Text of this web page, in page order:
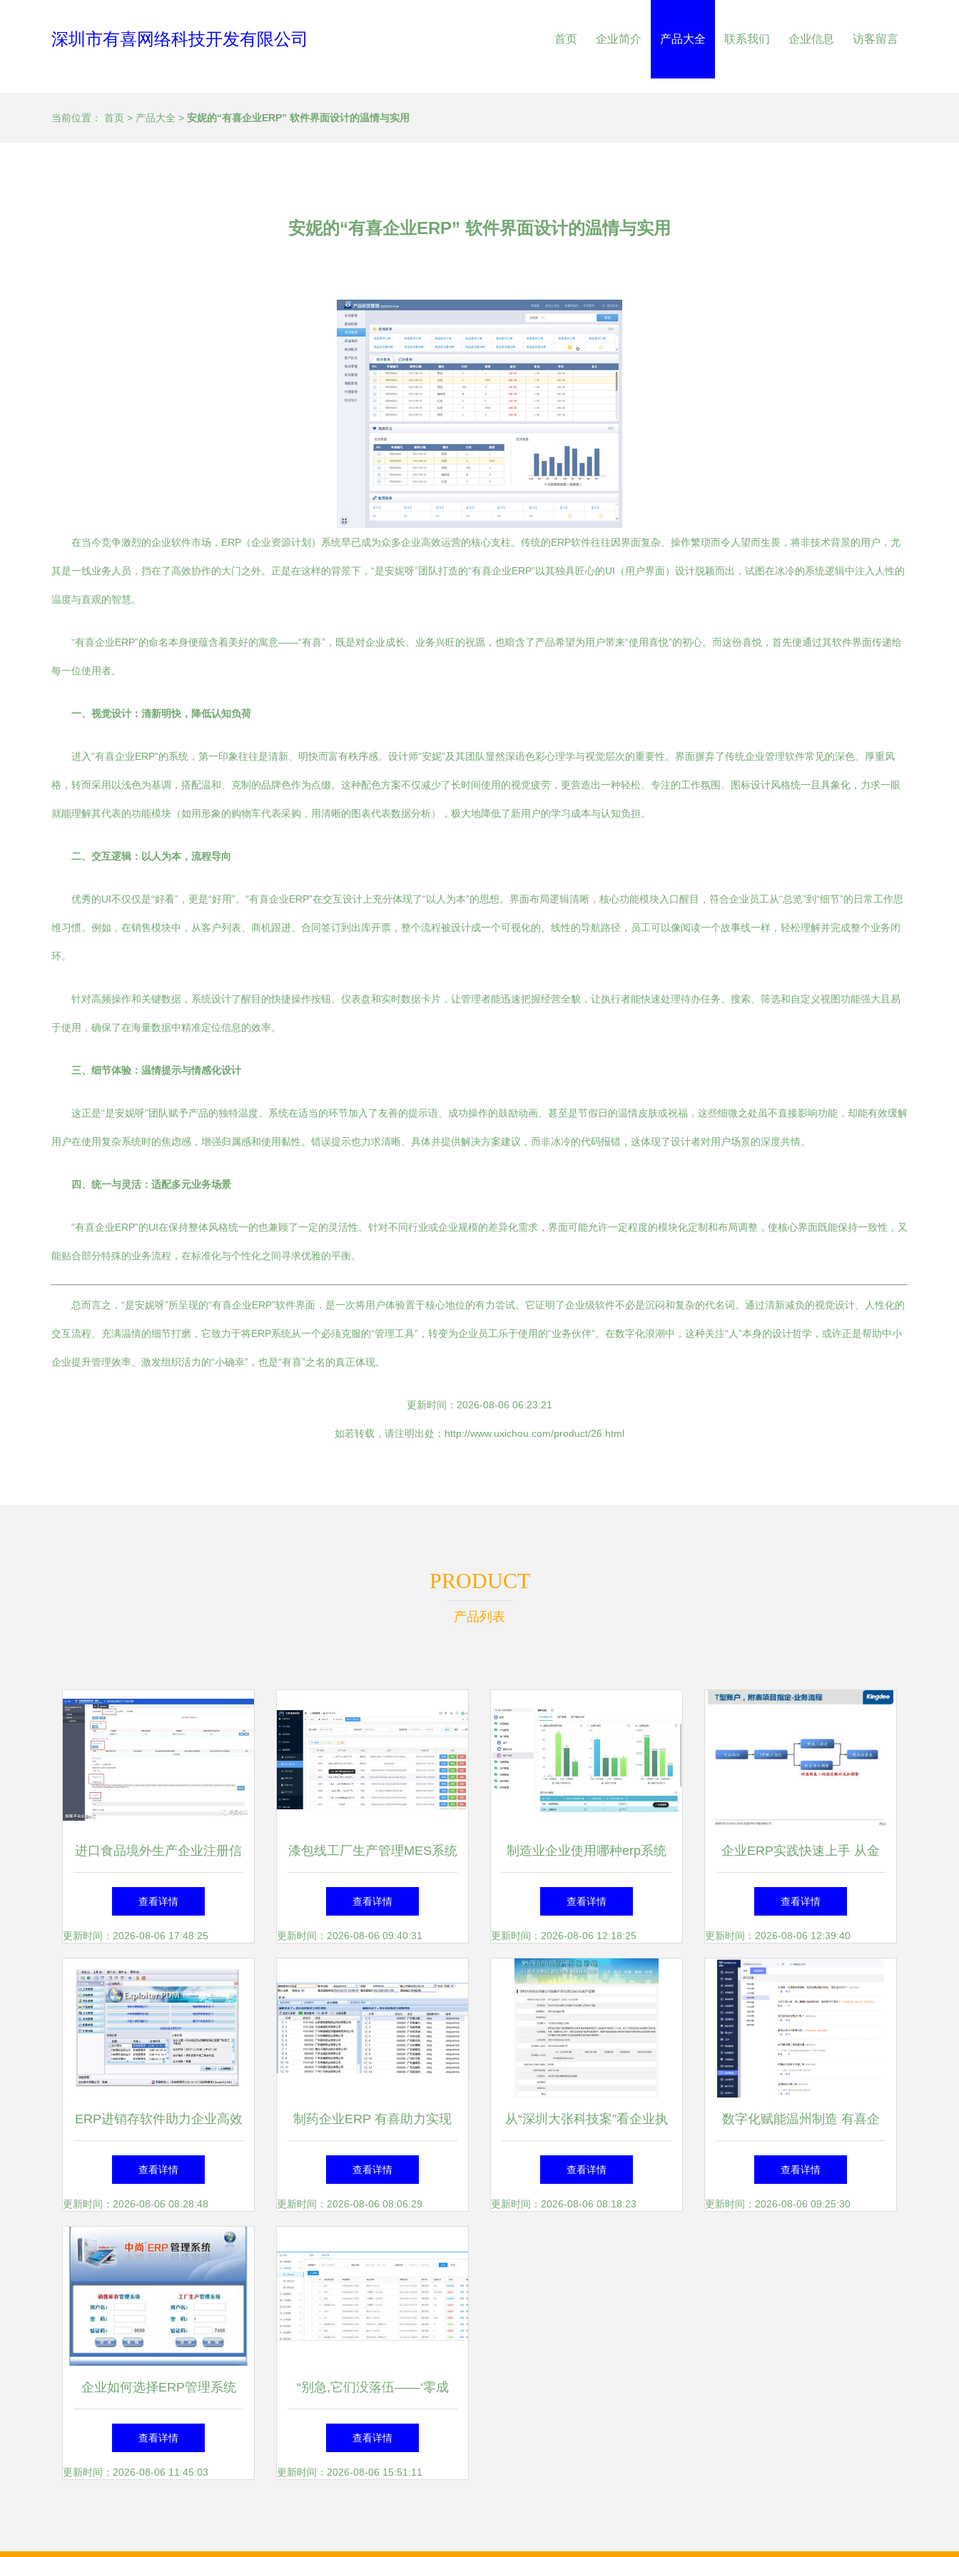
深圳市有喜网络科技开发有限公司 首页 企业简介 产品大全 联系我们 企业信息 访客留言
当前位置： 首页 > 产品大全 > 安妮的“有喜企业ERP” 软件界面设计的温情与实用
安妮的“有喜企业ERP” 软件界面设计的温情与实用
在当今竞争激烈的企业软件市场，ERP（企业资源计划）系统早已成为众多企业高效运营的核心支柱。传统的ERP软件往往因界面复杂、操作繁琐而令人望而生畏，将非技术背景的用户，尤
其是一线业务人员，挡在了高效协作的大门之外。正是在这样的背景下，“是安妮呀”团队打造的“有喜企业ERP”以其独具匠心的UI（用户界面）设计脱颖而出，试图在冰冷的系统逻辑中注入人性的
温度与直观的智慧。
“有喜企业ERP”的命名本身便蕴含着美好的寓意——“有喜”，既是对企业成长、业务兴旺的祝愿，也暗含了产品希望为用户带来“使用喜悦”的初心。而这份喜悦，首先便通过其软件界面传递给
每一位使用者。
一、视觉设计：清新明快，降低认知负荷
进入“有喜企业ERP”的系统，第一印象往往是清新、明快而富有秩序感。设计师“安妮”及其团队显然深谙色彩心理学与视觉层次的重要性。界面摒弃了传统企业管理软件常见的深色、厚重风
格，转而采用以浅色为基调，搭配温和、克制的品牌色作为点缀。这种配色方案不仅减少了长时间使用的视觉疲劳，更营造出一种轻松、专注的工作氛围。图标设计风格统一且具象化，力求一眼
就能理解其代表的功能模块（如用形象的购物车代表采购，用清晰的图表代表数据分析），极大地降低了新用户的学习成本与认知负担。
二、交互逻辑：以人为本，流程导向
优秀的UI不仅仅是“好看”，更是“好用”。“有喜企业ERP”在交互设计上充分体现了“以人为本”的思想。界面布局逻辑清晰，核心功能模块入口醒目，符合企业员工从“总览”到“细节”的日常工作思
维习惯。例如，在销售模块中，从客户列表、商机跟进、合同签订到出库开票，整个流程被设计成一个可视化的、线性的导航路径，员工可以像阅读一个故事线一样，轻松理解并完成整个业务闭
环。
针对高频操作和关键数据，系统设计了醒目的快捷操作按钮、仪表盘和实时数据卡片，让管理者能迅速把握经营全貌，让执行者能快速处理待办任务。搜索、筛选和自定义视图功能强大且易
于使用，确保了在海量数据中精准定位信息的效率。
三、细节体验：温情提示与情感化设计
这正是“是安妮呀”团队赋予产品的独特温度。系统在适当的环节加入了友善的提示语、成功操作的鼓励动画、甚至是节假日的温情皮肤或祝福，这些细微之处虽不直接影响功能，却能有效缓解
用户在使用复杂系统时的焦虑感，增强归属感和使用黏性。错误提示也力求清晰、具体并提供解决方案建议，而非冰冷的代码报错，这体现了设计者对用户场景的深度共情。
四、统一与灵活：适配多元业务场景
“有喜企业ERP”的UI在保持整体风格统一的也兼顾了一定的灵活性。针对不同行业或企业规模的差异化需求，界面可能允许一定程度的模块化定制和布局调整，使核心界面既能保持一致性，又
能贴合部分特殊的业务流程，在标准化与个性化之间寻求优雅的平衡。
总而言之，“是安妮呀”所呈现的“有喜企业ERP”软件界面，是一次将用户体验置于核心地位的有力尝试。它证明了企业级软件不必是沉闷和复杂的代名词。通过清新减负的视觉设计、人性化的
交互流程、充满温情的细节打磨，它致力于将ERP系统从一个必须克服的“管理工具”，转变为企业员工乐于使用的“业务伙伴”。在数字化浪潮中，这种关注“人”本身的设计哲学，或许正是帮助中小
企业提升管理效率、激发组织活力的“小确幸”，也是“有喜”之名的真正体现。
更新时间：2026-08-06 06:23:21
如若转载，请注明出处：http://www.uxichou.com/product/26.html
PRODUCT
产品列表
进口食品境外生产企业注册信
息可以查询啦 附注册流程
查看详情
更新时间：2026-08-06 17:48:25
漆包线工厂生产管理MES系统
核心功能解析——以有喜企业
ERP为例
查看详情
更新时间：2026-08-06 09:40:31
制造业企业使用哪种erp系统
好 金蝶还是用友
查看详情
更新时间：2026-08-06 12:18:25
企业ERP实践快速上手 从金
蝶资料到CIW门户的财富密码
查看详情
更新时间：2026-08-06 12:39:40
ERP进销存软件助力企业高效
管理与成本优化 顺景软件与
有喜企业ERP解析
查看详情
更新时间：2026-08-06 08:28:48
制药企业ERP 有喜助力实现
高效生产管理与合规运营
查看详情
更新时间：2026-08-06 08:06:29
从“深圳大张科技案”看企业执
行标准合规 有喜ERP如何助
力规范经营
查看详情
更新时间：2026-08-06 08:18:23
数字化赋能温州制造 有喜企
业ERP引领智能转型
查看详情
更新时间：2026-08-06 09:25:30
企业如何选择ERP管理系统
以有喜企业ERP为例
查看详情
更新时间：2026-08-06 11:45:03
“别急,它们没落伍——‘零成
本’自铸神器【免费ERP可商
用·开源帖】”！
查看详情
更新时间：2026-08-06 15:51:11